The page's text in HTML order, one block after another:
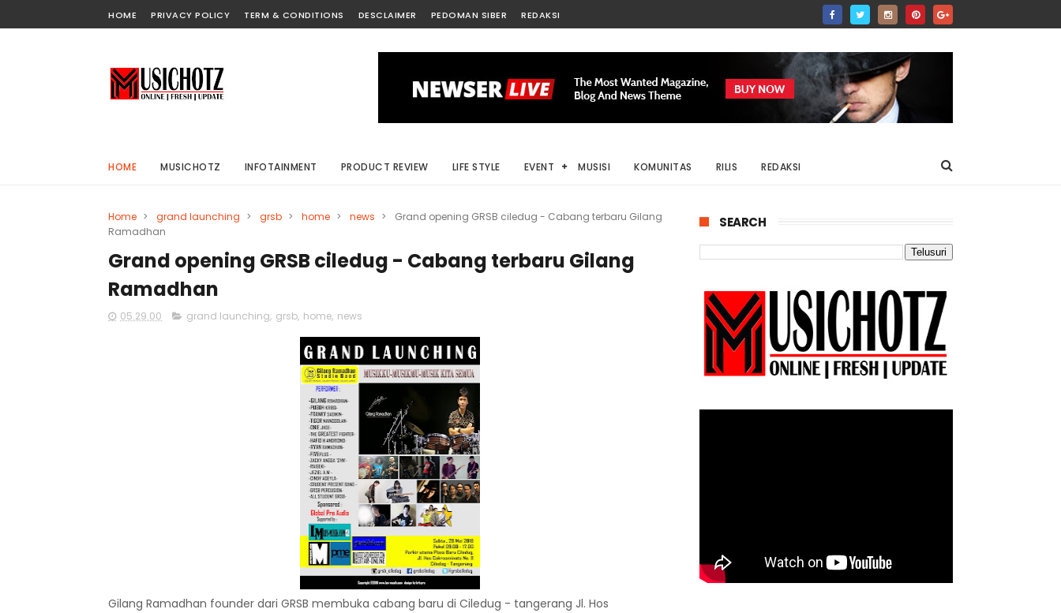
HOME PRIVACY POLICY TERM & CONDITIONS DESCLAIMER PEDOMAN SIBER REDAKSI
HOME MUSICHOTZ INFOTAINMENT PRODUCT REVIEW LIFE STYLE EVENT MUSISI KOMUNITAS RILIS REDAKSI
Home > grand launching > grsb > home > news >
Grand opening GRSB ciledug - Cabang terbaru Gilang
Ramadhan
Grand opening GRSB ciledug - Cabang terbaru Gilang
Ramadhan
05.29.00 grand launching, grsb, home, news
Gilang Ramadhan founder dari GRSB membuka cabang baru di Ciledug - tangerang Jl. Hos
SEARCH